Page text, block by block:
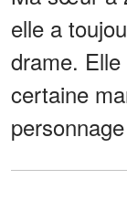
elle a
drame.
certaine